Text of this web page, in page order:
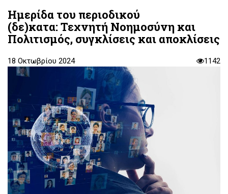
Ημερίδα του περιοδικού
(δε)κατα: Τεχνητή Νοημοσύνη και
Πολιτισμός, συγκλίσεις και αποκλίσεις
18 Οκτωβρίου 2024 1142